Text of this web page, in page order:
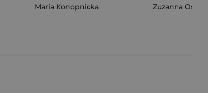
Maria Konopnicka Zuzanna